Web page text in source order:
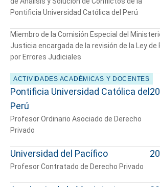
Pontificia Universidad Católica del Perú
Miembro de la Comisión Especial del
Justicia encargada de la revisión de la Ley de
por Errores Judiciales
ACTIVIDADES ACADÉMICAS Y DOCENTES
Pontificia Universidad Católica del
Perú
Profesor Ordinario Asociado de Derecho
Privado
Universidad del Pacífico
Profesor Contratado de Derecho Privado